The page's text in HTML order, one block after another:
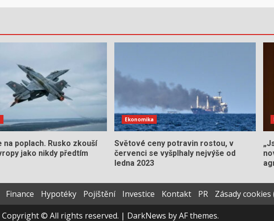
na poplach. Rusko zkouší
jako nikdy předtím
Ekonomika
Světové ceny potravin rostou, v
červenci se vyšplhaly nejvýše od
ledna 2023
Finance Hypotéky Pojištění Investice Kontakt PR
Zásady cookies
Copyright © All rights reserved. | DarkNews by AF themes.